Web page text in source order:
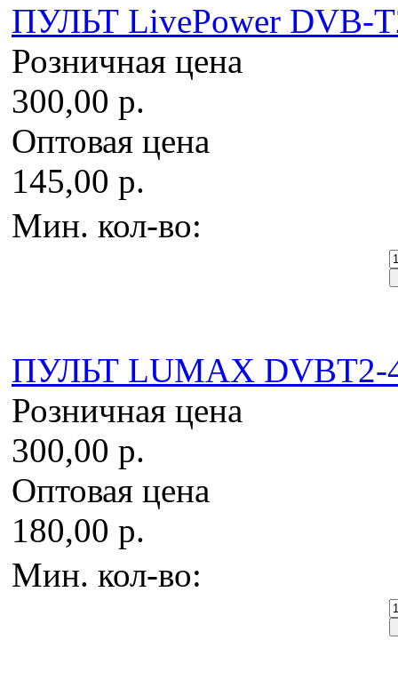
ПУЛЬТ LivePower DVB-
Розничная цена
300,00 р.
Оптовая цена
145,00 р.
Мин. кол-во:
ПУЛЬТ LUMAX DVBT2-
Розничная цена
300,00 р.
Оптовая цена
180,00 р.
Мин. кол-во: